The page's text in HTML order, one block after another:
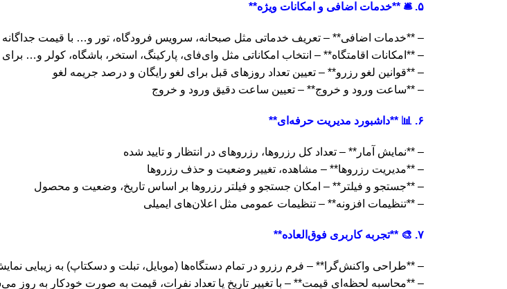
۵. 🛎️ **خدمات اضافی و امکانات ویژه**
– **خدمات اضافی** – تعریف خدماتی مثل صبحانه، سرویس فرودگاه، تور و… با قیمت جداگانه
– **امکانات اقامتگاه** – انتخاب امکاناتی مثل وای‌فای، پارکینگ، استخر، باشگاه، کولر و…
– **قوانین لغو رزرو** – تعیین تعداد روزهای قبل برای لغو رایگان و درصد جریمه لغو
– **ساعت ورود و خروج** – تعیین ساعت دقیق ورود و خروج
۶. 📊 **داشبورد مدیریت حرفه‌ای**
– **نمایش آمار** – تعداد کل رزروها، رزروهای در انتظار و تایید شده
– **مدیریت رزروها** – مشاهده، تغییر وضعیت و حذف رزروها
– **جستجو و فیلتر** – امکان جستجو و فیلتر رزروها بر اساس تاریخ، وضعیت و محصول
– **تنظیمات افزونه** – تنظیمات عمومی مثل اعلان‌های ایمیلی
۷. 🎨 **تجربه کاربری فوق‌العاده**
– **طراحی واکنش‌گرا** – فرم رزرو در تمام دستگاه‌ها (موبایل، تبلت و دسکتاپ) به زیبایی
– **محاسبه لحظه‌ای قیمت** – با تغییر تاریخ یا تعداد نفرات، قیمت به صورت خودکار به روز